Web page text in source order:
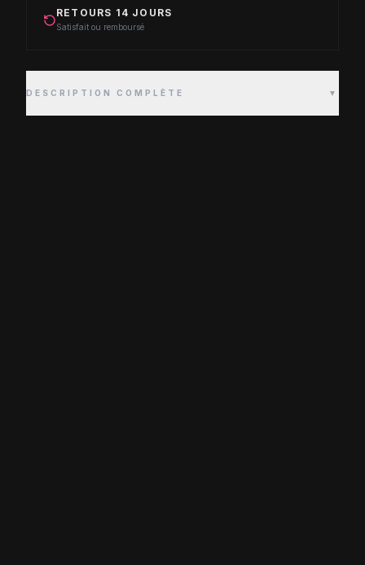
RETOURS 14 JOURS
Satisfait ou remboursé
DESCRIPTION COMPLÈTE ▼